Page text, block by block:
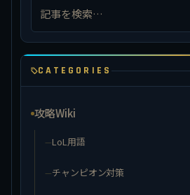
CATEGORIES
攻略Wiki
LoL用語
チャンピオン対策